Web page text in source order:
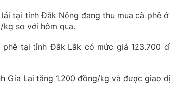
tại tỉnh Đắk Nông đang thu mua cà phê
kg so với hôm qua.
tại tỉnh Đắk Lắk có mức giá 123.700
Gia Lai tăng 1.200 đồng/kg và được giao